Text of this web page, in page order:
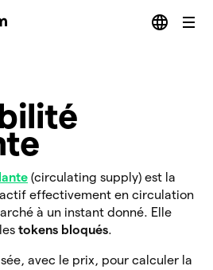
(circulating supply) est la
effectivement en circulation
à un instant donné. Elle
tokens bloqués.
avec le prix, pour calculer la